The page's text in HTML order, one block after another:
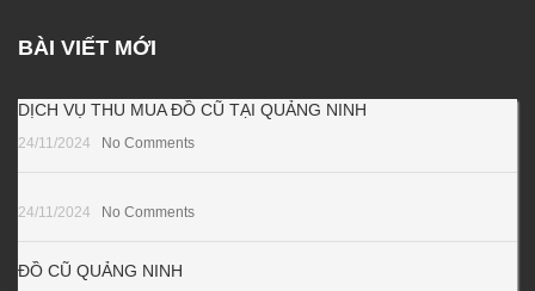
BÀI VIẾT MỚI
DỊCH VỤ THU MUA ĐỒ CŨ TẠI QUẢNG NINH
24/11/2024 No Comments
24/11/2024 No Comments
ĐỒ CŨ QUẢNG NINH